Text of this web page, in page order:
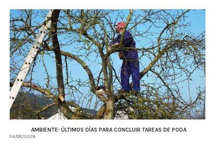
AMBIENTE: ÚLTIMOS DÍAS PARA CONCLUIR TAREAS DE PODA
04/08/2026